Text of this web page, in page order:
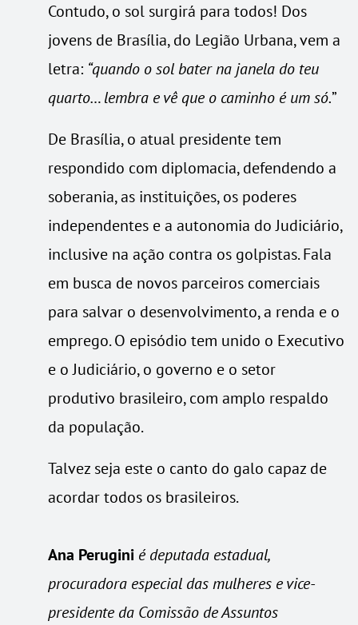
Contudo, o sol surgirá para todos! Dos
jovens de Brasília, do Legião Urbana, vem a
letra: “quando o sol bater na janela do teu
quarto… lembra e vê que o caminho é um só.”
De Brasília, o atual presidente tem
respondido com diplomacia, defendendo a
soberania, as instituições, os poderes
independentes e a autonomia do Judiciário,
inclusive na ação contra os golpistas. Fala
em busca de novos parceiros comerciais
para salvar o desenvolvimento, a renda e o
emprego. O episódio tem unido o Executivo
e o Judiciário, o governo e o setor
produtivo brasileiro, com amplo respaldo
da população.
Talvez seja este o canto do galo capaz de
acordar todos os brasileiros.
Ana Perugini é deputada estadual,
procuradora especial das mulheres e vice-
presidente da Comissão de Assuntos